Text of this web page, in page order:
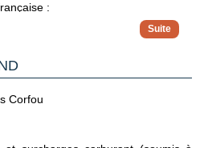
:
ressortissants français n'ont
des séjours de moins de trois
nationale d'identité ou d'un
restent valables cinq ans après
plus complètes sur
notamment administratives et
Diplomatie en
Corfou